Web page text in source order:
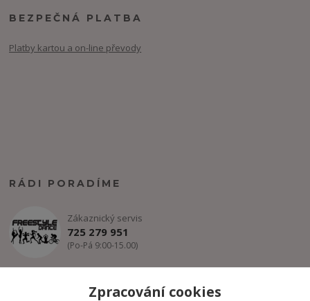
BEZPEČNÁ PLATBA
Platby kartou a on-line převody
RÁDI PORADÍME
Zákaznický servis
725 279 951
(Po-Pá 9:00-15.00)
Zpracování cookies